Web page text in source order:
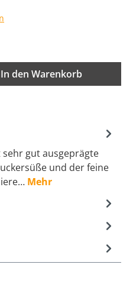
den gewünschten
In den Warenkorb
gut ausgeprägte
und der feine
Mehr